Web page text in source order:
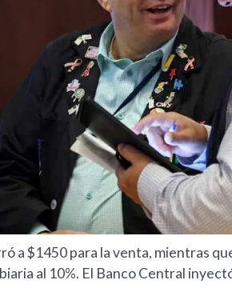
a $1450 para la venta, mientras
al 10%. El Banco Central